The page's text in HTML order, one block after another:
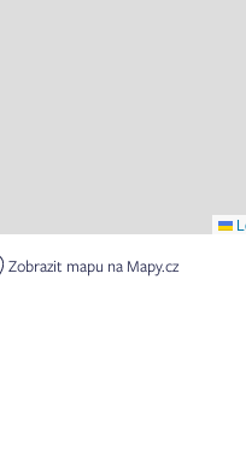
Zobrazit mapu na Mapy.cz